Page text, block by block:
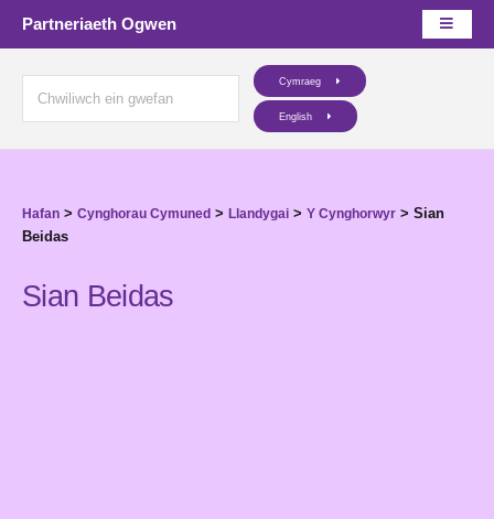
Partneriaeth Ogwen
Cymraeg
English
Hafan > Cynghorau Cymuned > Llandygai > Y Cynghorwyr > Sian
Beidas
Sian Beidas